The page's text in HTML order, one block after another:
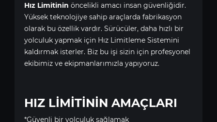
Hız Limitinin öncelikli amacı insan güvenliğidir.
Yüksek teknolojiye sahip araçlarda fabrikasyon
olarak bu özellik vardır. Sürücüler, daha hızlı bir
yolculuk yapmak için Hız Limitleme Sistemini
kaldırmak isterler. Biz bu işi sizin için profesyonel
ekibimiz ve ekipmanlarımızla yapıyoruz.
HIZ LİMİTİNİN AMAÇLARI
*Güvenli bir yolculuk sağlamak